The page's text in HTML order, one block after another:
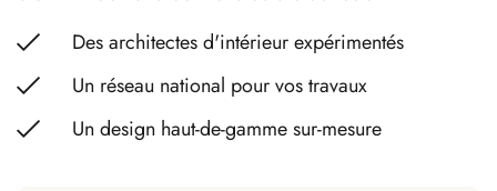
Des architectes d'intérieur expérimentés
Un réseau national pour vos travaux
Un design haut-de-gamme sur-mesure